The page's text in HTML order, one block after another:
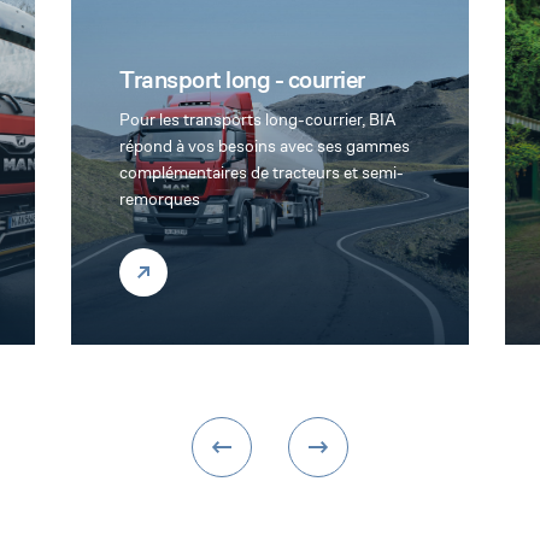
Transport de personnes
Alliant confort et sécurité, nous vous
proposons des gammes d’autobus et
autocars offrants des aménagements
modernes et modulables